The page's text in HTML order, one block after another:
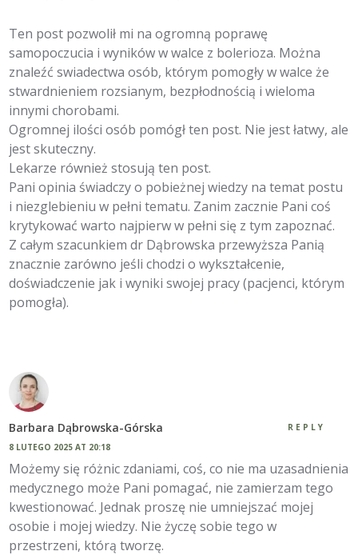
Ten post pozwolił mi na ogromną poprawę
samopoczucia i wyników w walce z bolerioza. Można
znaleźć swiadectwa osób, którym pomogły w walce że
stwardnieniem rozsianym, bezpłodnością i wieloma
innymi chorobami.
Ogromnej ilości osób pomógł ten post. Nie jest łatwy, ale
jest skuteczny.
Lekarze również stosują ten post.
Pani opinia świadczy o pobieżnej wiedzy na temat postu
i niezglebieniu w pełni tematu. Zanim zacznie Pani coś
krytykować warto najpierw w pełni się z tym zapoznać.
Z całym szacunkiem dr Dąbrowska przewyższa Panią
znacznie zarówno jeśli chodzi o wykształcenie,
doświadczenie jak i wyniki swojej pracy (pacjenci, którym
pomogła).
Barbara Dąbrowska-Górska
8 LUTEGO 2025 AT 20:18
REPLY
Możemy się różnic zdaniami, coś, co nie ma uzasadnienia
medycznego może Pani pomagać, nie zamierzam tego
kwestionować. Jednak proszę nie umniejszać mojej
osobie i mojej wiedzy. Nie życzę sobie tego w
przestrzeni, którą tworzę.